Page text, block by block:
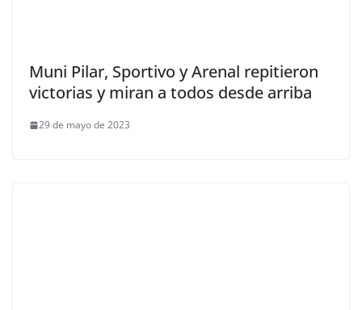
Muni Pilar, Sportivo y Arenal repitieron
victorias y miran a todos desde arriba
29 de mayo de 2023